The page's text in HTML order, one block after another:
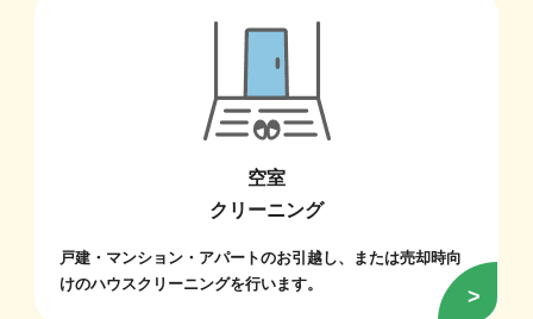
空室
クリーニング
戸建・マンション・アパートのお引越し、または売却時向
けのハウスクリーニングを行います。